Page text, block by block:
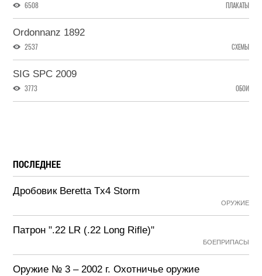
6508 ПЛАКАТЫ
Ordonnanz 1892
2537 СХЕМЫ
SIG SPC 2009
3773 ОБОИ
ПОСЛЕДНЕЕ
Дробовик Beretta Tx4 Storm
ОРУЖИЕ
Патрон ".22 LR (.22 Long Rifle)"
БОЕПРИПАСЫ
Оружие № 3 – 2002 г. Охотничье оружие